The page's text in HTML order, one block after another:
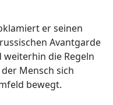
er seinen
Avantgarde
weiterhin die Regeln
Mensch sich
bewegt.